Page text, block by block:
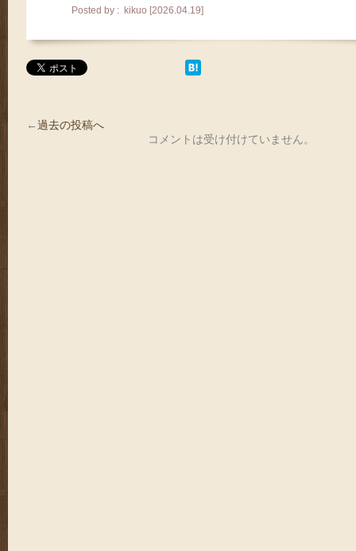
Posted by : kikuo [2026.04.19]
←過去の投稿へ
コメントは受け付けていません。